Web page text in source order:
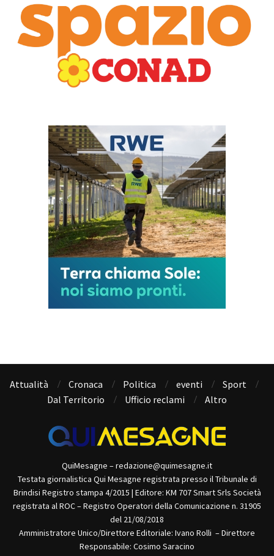
Attualità Cronaca Politica eventi
Sport
Dal Territorio
Ufficio reclami Altro
QuiMesagne – redazione@quimesagne.it
Testata giornalistica Qui Mesagne registrata presso il Tribunale di
Brindisi Registro stampa 4/2015 | Editore: KM 707 Smart Srls Società
registrata al ROC – Registro Operatori della Comunicazione n. 31905
del 21/08/2018
Amministratore Unico/Direttore Editoriale: Ivano Rolli – Direttore
Responsabile: Cosimo Saracino